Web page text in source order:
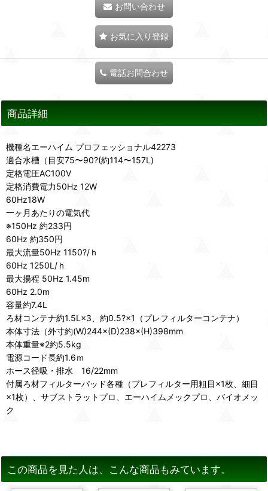
お問い合わせ
お気に入り登録
電話お問合わせ
商品詳細
機種名エーハイム プロフェッショナル42273
適合水槽（目安75〜90?(約114〜157L)
定格電圧AC100V
定格消費電力50Hz 12W
60Hz18W
一ヶ月あたりの電気代
※150Hz 約233円
60Hz 約350円
最大流量50Hz 1150?/ｈ
60Hz 1250L/ｈ
最大揚程 50Hz 1.45m
60Hz 2.0m
容量約7.4L
ろ材コンテナ約1.5L×3、約0.5?×1（プレフィルターコンテナ）
本体寸法（外寸約(W)244×(D)238×(H)398mm
本体重量※2約5.5kg
電源コード長約1.6ｍ
ホース径吸・排水 16/22mm
付属ろ材フィルターパッド各種（プレフィルター用粗目×1枚、細目
×1枚）、サブストラットプロ、エーハイムメックプロ、バイオメッ
ク
この商品を見た人は、こんな商品もみています。